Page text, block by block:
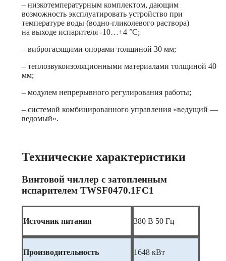
– низкотемпературным комплектом, дающим
возможность эксплуатировать устройство при
температуре воды (водно-гликолевого раствора)
на выходе испарителя -10…+4 °C;
– виброгасящими опорами толщиной 30 мм;
– теплозвукоизоляционными материалами толщиной 40
мм;
– модулем непрерывного регулирования работы;
– системой комбинированного управления «ведущий —
ведомый».
Технические характеристики
Винтовой чиллер с затопленным
испарителем TWSF0470.1FC1
Источник питания 380 В 50 Гц
Производительность 1648 кВт